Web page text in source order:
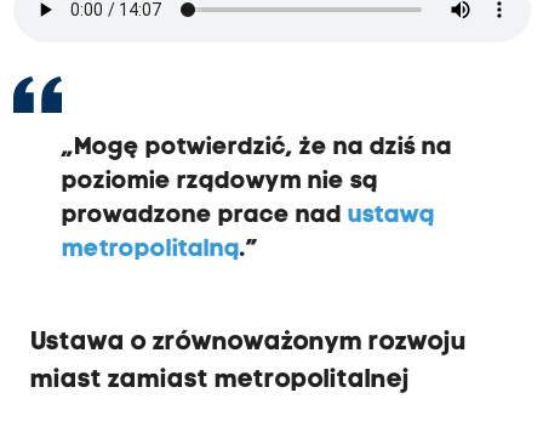
„Mogę potwierdzić, że na dziś na
poziomie rządowym nie są
prowadzone prace nad ustawą
metropolitalną.”
Ustawa o zrównoważonym rozwoju
miast zamiast metropolitalnej